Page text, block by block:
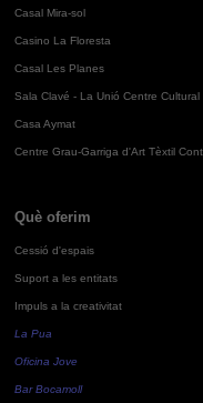
Casal Mira-sol
Casino La Floresta
Casal Les Planes
Sala Clavé - La Unió Centre Cultural
Casa Aymat
Centre Grau-Garriga d'Art Tèxtil
Què oferim
Cessió d'espais
Suport a les entitats
Impuls a la creativitat
La Pua
Oficina Jove
Bar Bocamoll